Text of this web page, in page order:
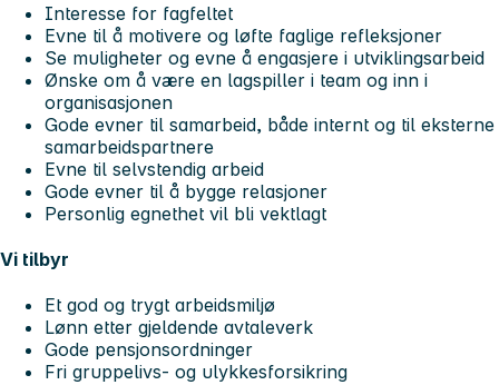
Interesse for fagfeltet
Evne til å motivere og løfte faglige refleksjoner
Se muligheter og evne å engasjere i utviklingsarbeid
Ønske om å være en lagspiller i team og inn i
organisasjonen
Gode evner til samarbeid, både internt og til eksterne
samarbeidspartnere
Evne til selvstendig arbeid
Gode evner til å bygge relasjoner
Personlig egnethet vil bli vektlagt
Vi tilbyr
Et god og trygt arbeidsmiljø
Lønn etter gjeldende avtaleverk
Gode pensjonsordninger
Fri gruppelivs- og ulykkesforsikring